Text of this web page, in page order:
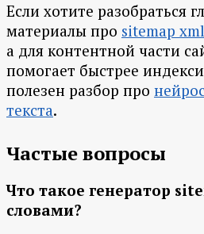
Если хотите разобраться
материалы про sitemap
а для контентной части
помогает быстрее
полезен разбор про
текста.
Частые вопросы
Что такое генератор
словами?